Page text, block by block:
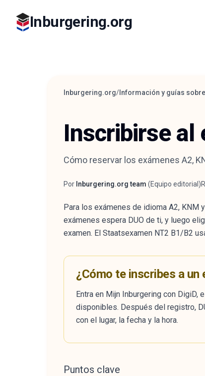
Inburgering.org
Inburgering.org/ Información y guías
Inscribirse al
Cómo reservar los exámenes A2,
Autor
Por Inburgering.org team (Equipo editorial )
Para los exámenes de idioma A2, KNM
exámenes espera DUO de ti, y luego
examen. El Staatsexamen NT2 B1/B2
¿Cómo te inscribes a un
Entra en Mijn Inburgering con DigiD,
disponibles. Después del registro,
con el lugar, la fecha y la hora.
Puntos clave